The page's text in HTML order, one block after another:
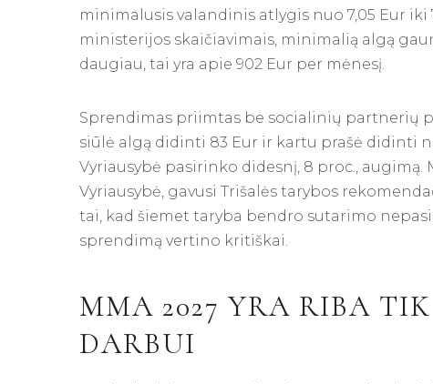
minimalusis valandinis atlygis nuo 7,05 Eur iki
ministerijos skaičiavimais, minimalią algą
daugiau, tai yra apie 902 Eur per mėnesį.
Sprendimas priimtas be socialinių partnerių
siūlė algą didinti 83 Eur ir kartu prašė didinti
Vyriausybė pasirinko didesnį, 8 proc.,
Vyriausybė, gavusi Trišalės tarybos
tai, kad šiemet taryba bendro sutarimo
sprendimą vertino kritiškai.
MMA 2027 YRA RIBA
DARBUI